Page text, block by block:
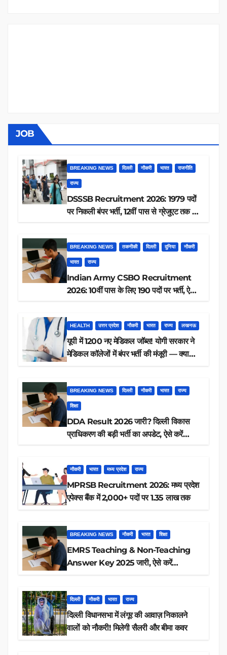
JOB
BREAKING NEWS दिल्ली नौकरी भारत राजनीति
राज्य
DSSSB Recruitment 2026: 1979 पदों
पर निकली बंपर भर्ती, 12वीं पास से ग्रेजुएट तक करें
BREAKING NEWS तकनीकी दिल्ली दुनिया नौकरी
भारत राज्य
Indian Army CSBO Recruitment
2026: 10वीं पास के लिए 190 पदों पर भर्ती, ऐसे
HEALTH उत्तर प्रदेश नौकरी भारत राज्य लखनऊ
यूपी में 1200 नए मेडिकल जॉब्स! योगी सरकार ने
मेडिकल कॉलेजों में बंपर भर्ती की मंजूरी — क्या
BREAKING NEWS दिल्ली नौकरी भारत राज्य
शिक्षा
DDA Result 2026 जारी? दिल्ली विकास
प्राधिकरण की बड़ी भर्ती का अपडेट, ऐसे करें
नौकरी भारत मध्य प्रदेश राज्य
MPRSB Recruitment 2026: मध्य प्रदेश
एपेक्स बैंक में 2,000+ पदों पर 1.35 लाख तक
BREAKING NEWS नौकरी भारत शिक्षा
EMRS Teaching & Non-Teaching
Answer Key 2025 जारी, ऐसे करें
दिल्ली नौकरी भारत राज्य
दिल्ली विधानसभा में लंगूर की आवाज़ निकालने
वालों को नौकरी! मिलेगी सैलरी और बीमा कवर